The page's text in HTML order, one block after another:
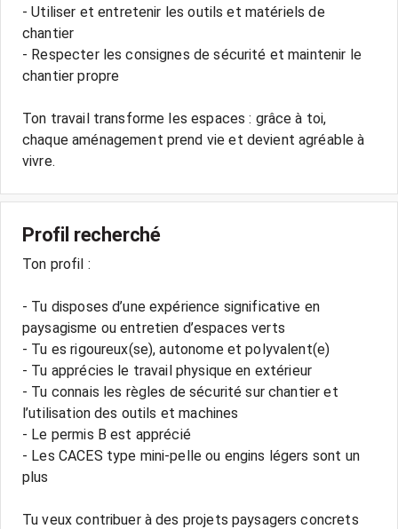
- Utiliser et entretenir les outils et matériels de
chantier
- Respecter les consignes de sécurité et maintenir le
chantier propre
Ton travail transforme les espaces : grâce à toi,
chaque aménagement prend vie et devient agréable à
vivre.
Profil recherché
Ton profil :
- Tu disposes d’une expérience significative en
paysagisme ou entretien d’espaces verts
- Tu es rigoureux(se), autonome et polyvalent(e)
- Tu apprécies le travail physique en extérieur
- Tu connais les règles de sécurité sur chantier et
l’utilisation des outils et machines
- Le permis B est apprécié
- Les CACES type mini-pelle ou engins légers sont un
plus
Tu veux contribuer à des projets paysagers concrets